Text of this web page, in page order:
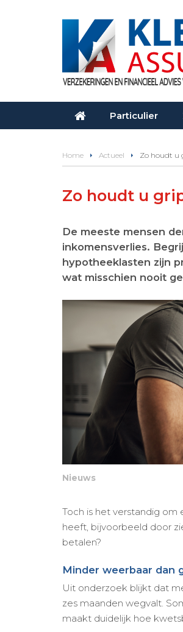
Particulier
Home Actueel Zo houdt u
Zo houdt u
De meeste mensen
inkomensverlies.
hypotheeklasten zijn
wat misschien nooit
Nieuws
Toch is het verstandig om
heeft, bijvoorbeeld door
betalen?
Minder weerbaar dan
Uit onderzoek blijkt dat
zes maanden wegvalt.
maakt duidelijk hoe